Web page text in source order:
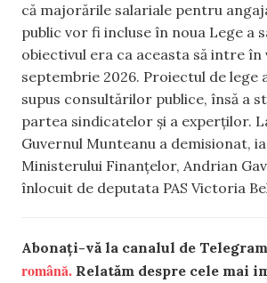
că majorările salariale pentru
public vor fi incluse în noua Lege a
obiectivul era ca aceasta să intre în
septembrie 2026. Proiectul de
supus consultărilor publice, însă a
partea sindicatelor și a experților.
Guvernul Munteanu a demisionat,
Ministerului Finanțelor, Andrian
înlocuit de deputata PAS Victoria
Abonați-vă la canalul de Telegram
română. Relatăm despre cele mai